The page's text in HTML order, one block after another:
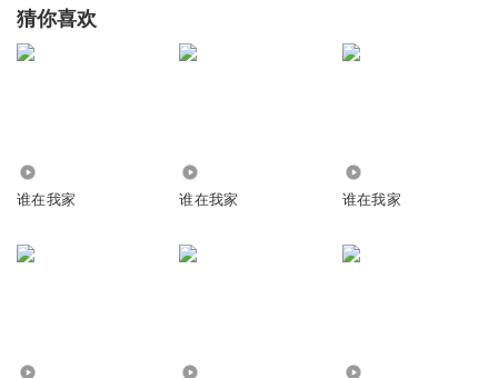
猜你喜欢
谁在我家 谁在我家 谁在我家